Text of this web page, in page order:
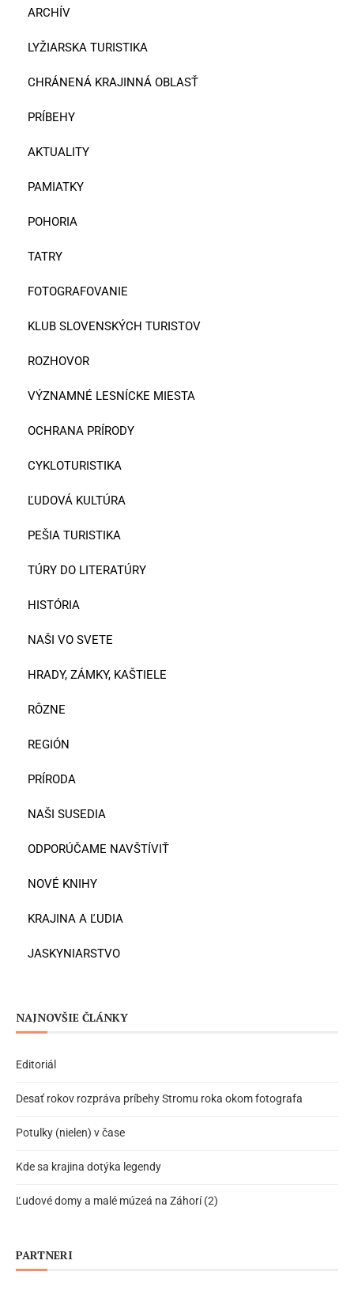
ARCHÍV
LYŽIARSKA TURISTIKA
CHRÁNENÁ KRAJINNÁ OBLASŤ
PRÍBEHY
AKTUALITY
PAMIATKY
POHORIA
TATRY
FOTOGRAFOVANIE
KLUB SLOVENSKÝCH TURISTOV
ROZHOVOR
VÝZNAMNÉ LESNÍCKE MIESTA
OCHRANA PRÍRODY
CYKLOTURISTIKA
ĽUDOVÁ KULTÚRA
PEŠIA TURISTIKA
TÚRY DO LITERATÚRY
HISTÓRIA
NAŠI VO SVETE
HRADY, ZÁMKY, KAŠTIELE
RÔZNE
REGIÓN
PRÍRODA
NAŠI SUSEDIA
ODPORÚČAME NAVŠTÍVIŤ
NOVÉ KNIHY
KRAJINA A ĽUDIA
JASKYNIARSTVO
NAJNOVŠIE ČLÁNKY
Editoriál
Desať rokov rozpráva príbehy Stromu roka okom fotografa
Potulky (nielen) v čase
Kde sa krajina dotýka legendy
Ľudové domy a malé múzeá na Záhorí (2)
PARTNERI